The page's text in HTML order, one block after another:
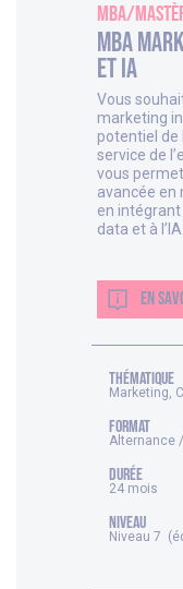
MBA/
MBA
et IA
Vous
marketing
potentiel de
service de
vous
avancée en
en intégrant
data et à l’IA.
EN
thématique
Marketing,
FORMAT
Alternance
DURÉE
24 mois
NIVEAU
Niveau 7